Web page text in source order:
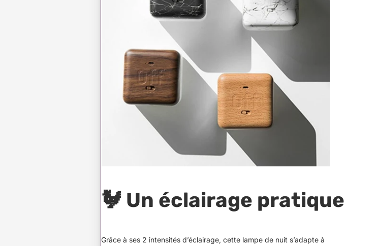
🐓 Un éclairage pratique
Grâce à ses 2 intensités d’éclairage, cette lampe de nuit s’adapte à